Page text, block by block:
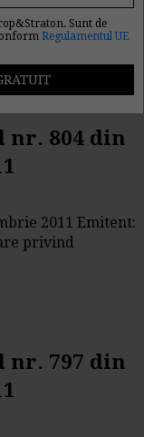
cuvinte
804 din
2011 Emitent:
privind
797 din
Sunt de
Regulamentul UE